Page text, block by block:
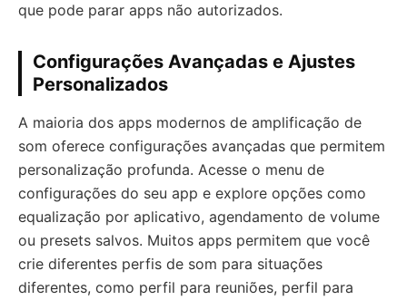
que pode parar apps não autorizados.
Configurações Avançadas e Ajustes
Personalizados
A maioria dos apps modernos de amplificação de
som oferece configurações avançadas que permitem
personalização profunda. Acesse o menu de
configurações do seu app e explore opções como
equalização por aplicativo, agendamento de volume
ou presets salvos. Muitos apps permitem que você
crie diferentes perfis de som para situações
diferentes, como perfil para reuniões, perfil para